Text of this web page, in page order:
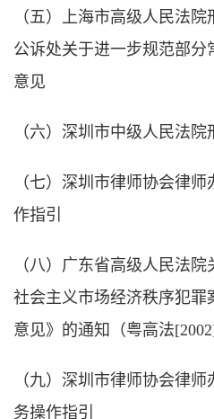
（五）上海市高级人民法
公诉处关于进一步规范部分
意见
（六）深圳市中级人民法
（七）深圳市律师协会律
作指引
（八）广东省高级人民法
社会主义市场经济秩序犯罪
意见》的通知（粤高法
（九）深圳市律师协会律
务操作指引